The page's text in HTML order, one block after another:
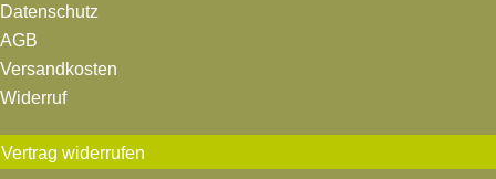
Datenschutz
AGB
Versandkosten
Widerruf
Vertrag widerrufen